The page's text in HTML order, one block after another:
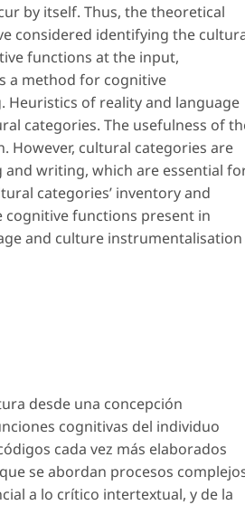
by itself. Thus, the theoretical
considered identifying the
functions at the input,
a method for cognitive
of reality and language
categories. The usefulness of
However, cultural categories are
writing, which are essential
categories’ inventory and
functions present in
and culture instrumentalisation
desde una concepción
cognitivas del individuo
cada vez más elaborados
se abordan procesos
a lo crítico intertextual, y de la